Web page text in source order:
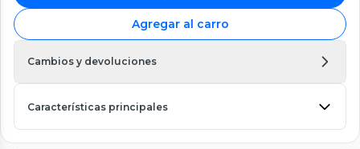
Agregar al carro
Cambios y devoluciones
Características principales